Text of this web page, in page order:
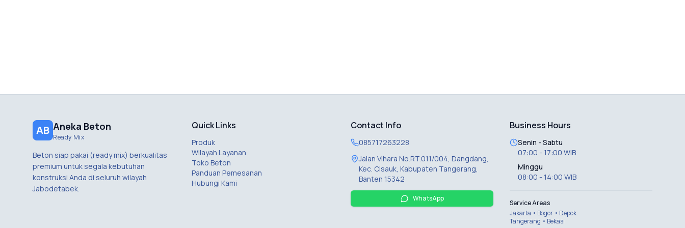
AB Aneka Beton
Ready Mix
Beton siap pakai (ready mix) berkualitas
premium untuk segala kebutuhan
konstruksi Anda di seluruh wilayah
Jabodetabek.
Quick Links
Produk
Wilayah Layanan
Toko Beton
Panduan Pemesanan
Hubungi Kami
Contact Info
085717263228
Jalan Vihara No.RT.011/004, Dangdang,
Kec. Cisauk, Kabupaten Tangerang,
Banten 15342
WhatsApp
Business Hours
Senin - Sabtu
07:00 - 17:00 WIB
Minggu
08:00 - 14:00 WIB
Service Areas
Jakarta • Bogor • Depok
Tangerang • Bekasi